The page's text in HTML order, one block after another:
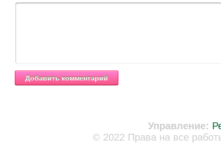
Управление:
© 2022 Права на все